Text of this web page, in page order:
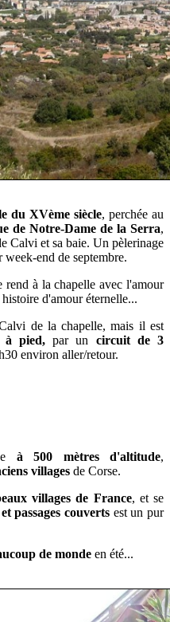
du XVème siècle, perchée au
de Notre-Dame de la Serra,
Calvi et sa baie. Un pèlerinage
end de septembre.
rend à la chapelle avec l'amour
d'amour éternelle...
de la chapelle, mais il est
à pied, par un circuit de 3
environ aller/retour.
à 500 mètres d'altitude,
villages de Corse.
villages de France, et se
passages couverts est un pur
de monde en été...